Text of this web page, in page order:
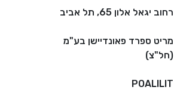
רחוב יגאל אלון 65, תל אביב
מריט ספרד פאונדיישן בע"מ
(חל"צ)
POALILIT